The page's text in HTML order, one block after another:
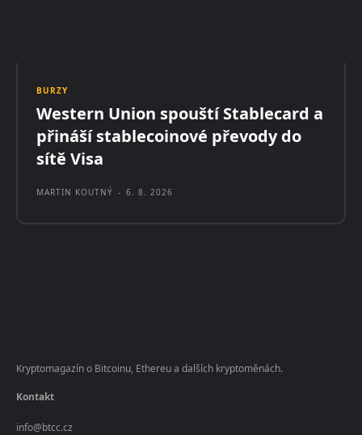
BURZY
Western Union spouští Stablecard a
přináší stablecoinové převody do
sítě Visa
MARTIN KOUTNÝ - 6. 8. 2026
Kryptomagazín o Bitcoinu, Ethereu a dalších kryptoměnách.
Kontakt
info@btcc.cz